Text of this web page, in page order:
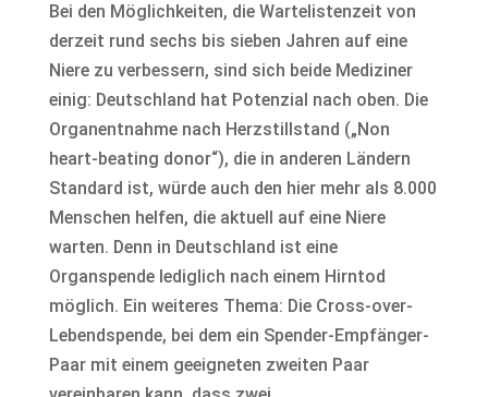
Bei den Möglichkeiten, die Wartelistenzeit von
derzeit rund sechs bis sieben Jahren auf eine
Niere zu verbessern, sind sich beide Mediziner
einig: Deutschland hat Potenzial nach oben. Die
Organentnahme nach Herzstillstand („Non
heart-beating donor“), die in anderen Ländern
Standard ist, würde auch den hier mehr als 8.000
Menschen helfen, die aktuell auf eine Niere
warten. Denn in Deutschland ist eine
Organspende lediglich nach einem Hirntod
möglich. Ein weiteres Thema: Die Cross-over-
Lebendspende, bei dem ein Spender-Empfänger-
Paar mit einem geeigneten zweiten Paar